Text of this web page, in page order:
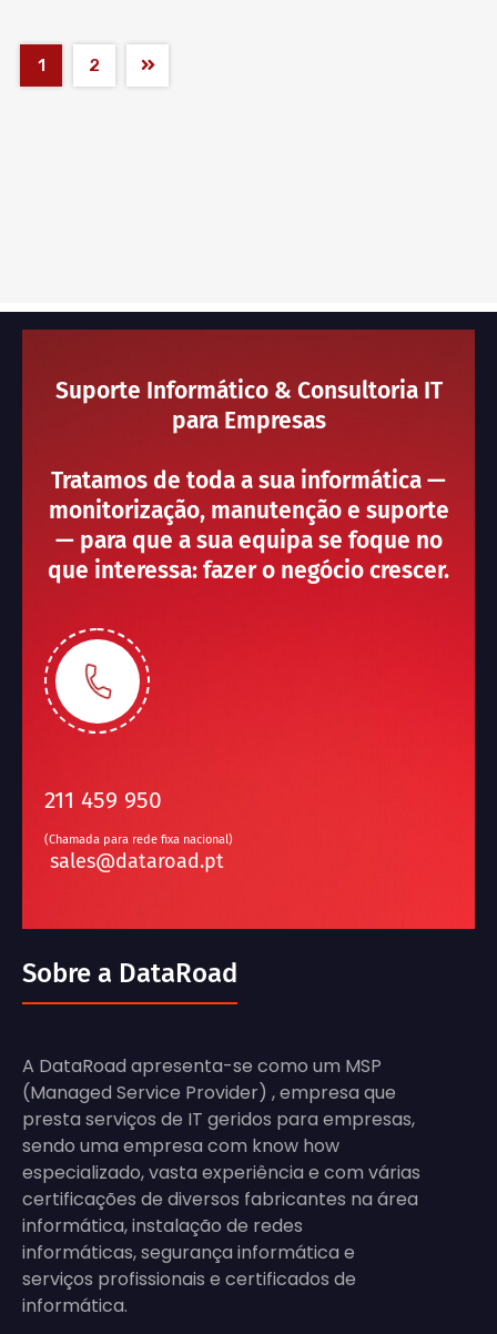
1 2
Suporte Informático & Consultoria IT
para Empresas
Tratamos de toda a sua informática —
monitorização, manutenção e suporte
— para que a sua equipa se foque no
que interessa: fazer o negócio crescer.
211 459 950
(Chamada para rede fixa nacional)
sales@dataroad.pt
Sobre a DataRoad
A DataRoad apresenta-se como um MSP
(Managed Service Provider) , empresa que
presta serviços de IT geridos para empresas,
sendo uma empresa com know how
especializado, vasta experiência e com várias
certificações de diversos fabricantes na área
informática, instalação de redes
informáticas, segurança informática e
serviços profissionais e certificados de
informática.